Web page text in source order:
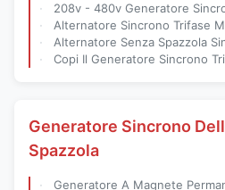
208v - 480v Generatore Sincrono
Alternatore Sincrono Trifase Magnetico
Alternatore Senza Spazzola Sincrono Trifase Di
Copi Il Generatore Sincrono Trifase
Generatore Sincrono
Spazzola
Generatore A Magnete Permanente Sincrono 80kw/